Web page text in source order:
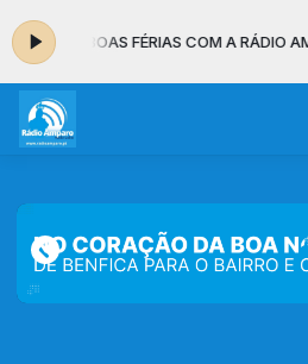
- BOAS FÉRIAS COM A RÁDIO